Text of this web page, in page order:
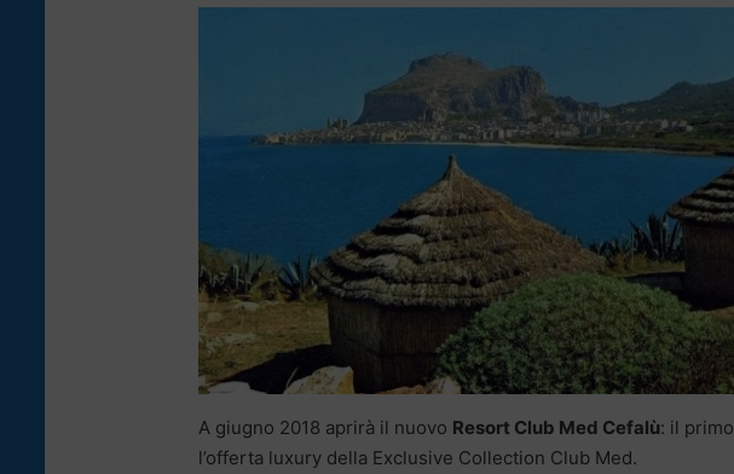
A giugno 2018 aprirà il nuovo Resort Club Med Cefalù: il primo
l’offerta luxury della Exclusive Collection Club Med.